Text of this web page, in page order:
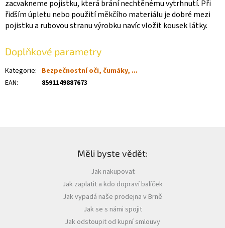
zacvakneme pojistku, která brání nechtěnému vytrhnutí. Při
řidším úpletu nebo použití měkčího materiálu je dobré mezi
pojistku a rubovou stranu výrobku navíc vložit kousek látky.
Doplňkové parametry
Kategorie: Bezpečnostní oči, čumáky, ...
EAN: 8591149887673
Měli byste vědět:
Jak nakupovat
Jak zaplatit a kdo dopraví balíček
Jak vypadá naše prodejna v Brně
Jak se s námi spojit
Jak odstoupit od kupní smlouvy